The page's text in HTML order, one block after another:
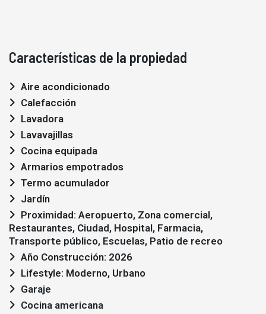
Características de la propiedad
Aire acondicionado
Calefacción
Lavadora
Lavavajillas
Cocina equipada
Armarios empotrados
Termo acumulador
Jardín
Restaurantes, Ciudad, Hospital, Farmacia,
Transporte público, Escuelas, Patio de recreo
Año Construcción: 2026
Lifestyle: Moderno, Urbano
Garaje
Cocina americana